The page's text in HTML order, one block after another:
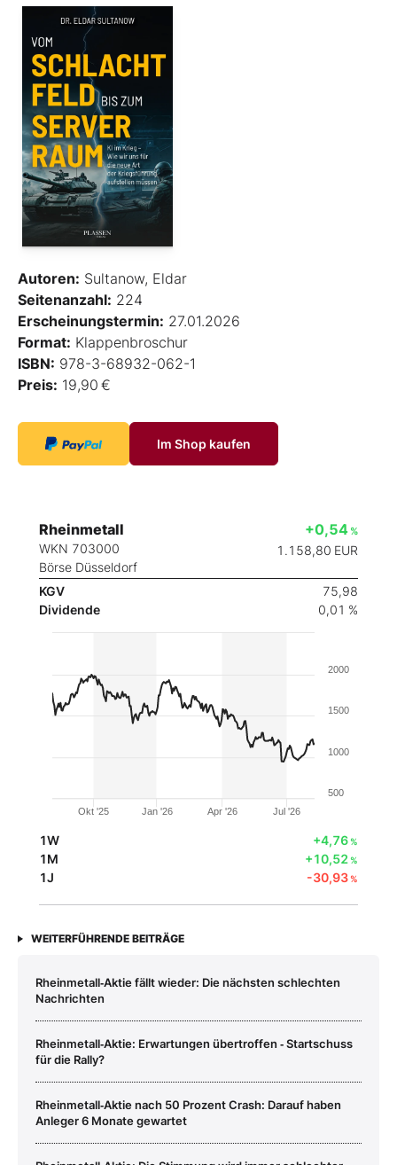
Autoren: Sultanow, Eldar
Seitenanzahl: 224
Erscheinungstermin: 27.01.2026
Format: Klappenbroschur
ISBN: 978-3-68932-062-1
Preis: 19,90 €
Im Shop kaufen
Rheinmetall
WKN 703000
Börse Düsseldorf
+0,54 %
1.158,80 EUR
KGV
75,98
Dividende
0,01 %
Okt '25 Jan '26 Apr '26 Jul '26
500
1000
1500
2000
1W +4,76%
1M +10,52%
1J -30,93%
WEITERFÜHRENDE BEITRÄGE
Rheinmetall‑Aktie fällt wieder: Die nächsten schlechten
Nachrichten
Rheinmetall‑Aktie: Erwartungen übertroffen ‑ Startschuss
für die Rally?
Rheinmetall‑Aktie nach 50 Prozent Crash: Darauf haben
Anleger 6 Monate gewartet